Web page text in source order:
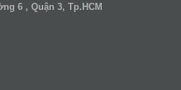
6 , Quận 3, Tp.HCM